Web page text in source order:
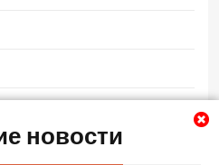
новости